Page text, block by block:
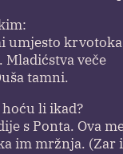
umjesto
veče
tamni.
li ikad?
s Ponta. Ova
im mržnja. (Zar i